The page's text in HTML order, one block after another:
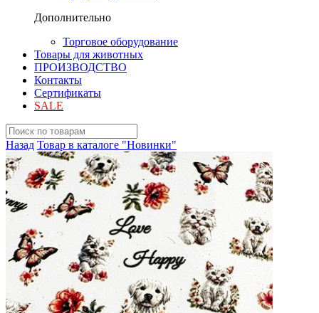
Дополнительно
Торговое оборудование
Товары для животных
ПРОИЗВОДСТВО
Контакты
Сертификаты
SALE
Назад Товар в каталоге "Новинки"